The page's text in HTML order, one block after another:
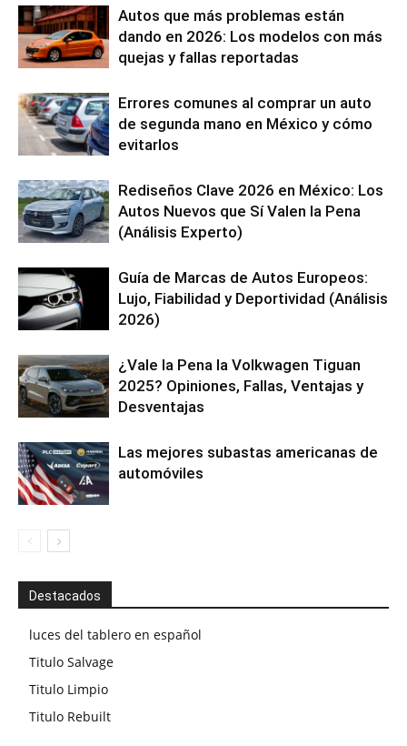
Autos que más problemas están
dando en 2026: Los modelos con más
quejas y fallas reportadas
Errores comunes al comprar un auto
de segunda mano en México y cómo
evitarlos
Rediseños Clave 2026 en México: Los
Autos Nuevos que Sí Valen la Pena
(Análisis Experto)
Guía de Marcas de Autos Europeos:
Lujo, Fiabilidad y Deportividad (Análisis
2026)
¿Vale la Pena la Volkwagen Tiguan
2025? Opiniones, Fallas, Ventajas y
Desventajas
Las mejores subastas americanas de
automóviles
Destacados
luces del tablero en español
Titulo Salvage
Titulo Limpio
Titulo Rebuilt